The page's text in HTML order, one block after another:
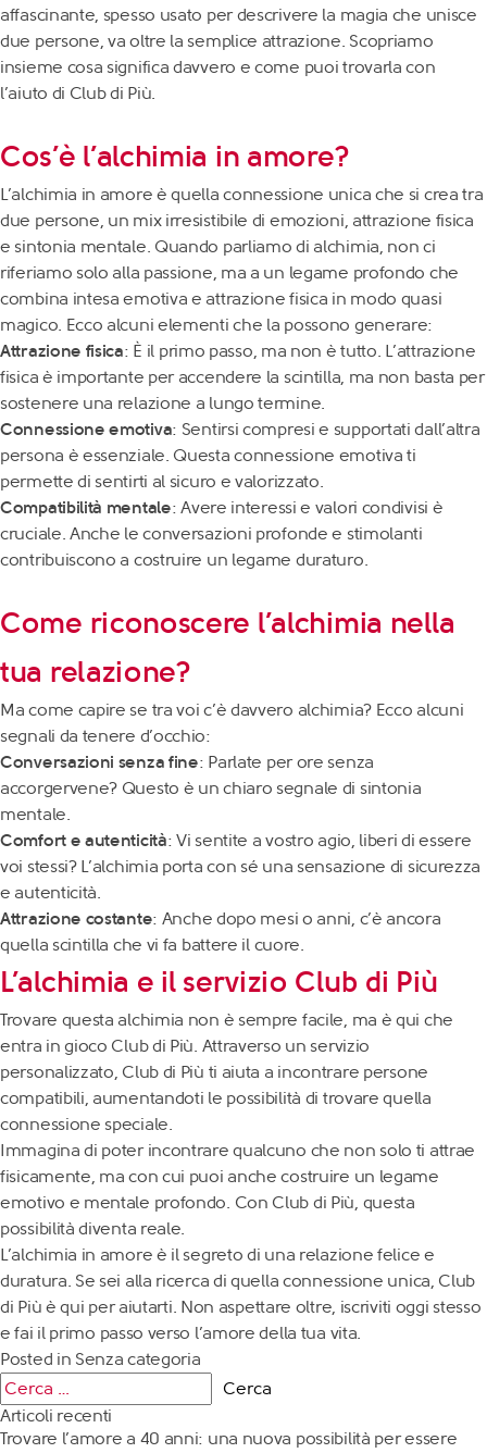
affascinante, spesso usato per descrivere la magia che unisce
due persone, va oltre la semplice attrazione. Scopriamo
insieme cosa significa davvero e come puoi trovarla con
l’aiuto di Club di Più.
Cos’è l’alchimia in amore?
L’alchimia in amore è quella connessione unica che si crea tra
due persone, un mix irresistibile di emozioni, attrazione fisica
e sintonia mentale. Quando parliamo di alchimia, non ci
riferiamo solo alla passione, ma a un legame profondo che
combina intesa emotiva e attrazione fisica in modo quasi
magico. Ecco alcuni elementi che la possono generare:
Attrazione fisica: È il primo passo, ma non è tutto. L’attrazione
fisica è importante per accendere la scintilla, ma non basta per
sostenere una relazione a lungo termine.
Connessione emotiva: Sentirsi compresi e supportati dall’altra
persona è essenziale. Questa connessione emotiva ti
permette di sentirti al sicuro e valorizzato.
Compatibilità mentale: Avere interessi e valori condivisi è
cruciale. Anche le conversazioni profonde e stimolanti
contribuiscono a costruire un legame duraturo.
Come riconoscere l’alchimia nella
tua relazione?
Ma come capire se tra voi c’è davvero alchimia? Ecco alcuni
segnali da tenere d’occhio:
Conversazioni senza fine: Parlate per ore senza
accorgervene? Questo è un chiaro segnale di sintonia
mentale.
Comfort e autenticità: Vi sentite a vostro agio, liberi di essere
voi stessi? L’alchimia porta con sé una sensazione di sicurezza
e autenticità.
Attrazione costante: Anche dopo mesi o anni, c’è ancora
quella scintilla che vi fa battere il cuore.
L’alchimia e il servizio Club di Più
Trovare questa alchimia non è sempre facile, ma è qui che
entra in gioco Club di Più. Attraverso un servizio
personalizzato, Club di Più ti aiuta a incontrare persone
compatibili, aumentandoti le possibilità di trovare quella
connessione speciale.
Immagina di poter incontrare qualcuno che non solo ti attrae
fisicamente, ma con cui puoi anche costruire un legame
emotivo e mentale profondo. Con Club di Più, questa
possibilità diventa reale.
L’alchimia in amore è il segreto di una relazione felice e
duratura. Se sei alla ricerca di quella connessione unica, Club
di Più è qui per aiutarti. Non aspettare oltre, iscriviti oggi stesso
e fai il primo passo verso l’amore della tua vita.
Posted in Senza categoria
Articoli recenti
Trovare l’amore a 40 anni: una nuova possibilità per essere